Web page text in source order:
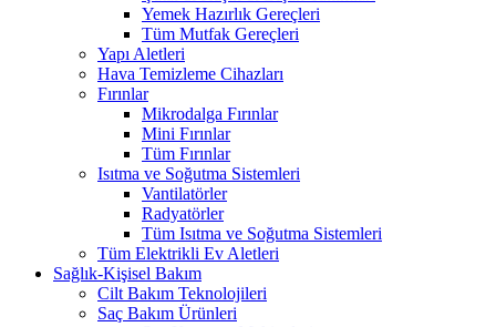
Yemek Hazırlık Gereçleri
Tüm Mutfak Gereçleri
Yapı Aletleri
Hava Temizleme Cihazları
Fırınlar
Mikrodalga Fırınlar
Mini Fırınlar
Tüm Fırınlar
Isıtma ve Soğutma Sistemleri
Vantilatörler
Radyatörler
Tüm Isıtma ve Soğutma Sistemleri
Tüm Elektrikli Ev Aletleri
Sağlık-Kişisel Bakım
Cilt Bakım Teknolojileri
Saç Bakım Ürünleri